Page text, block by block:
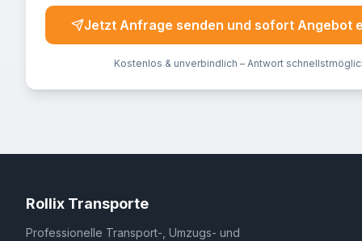
Jetzt Anfrage senden und sofort Angebot
Kostenlos & unverbindlich – Antwort
Rollix Transporte
Professionelle Transport-, Umzugs- und